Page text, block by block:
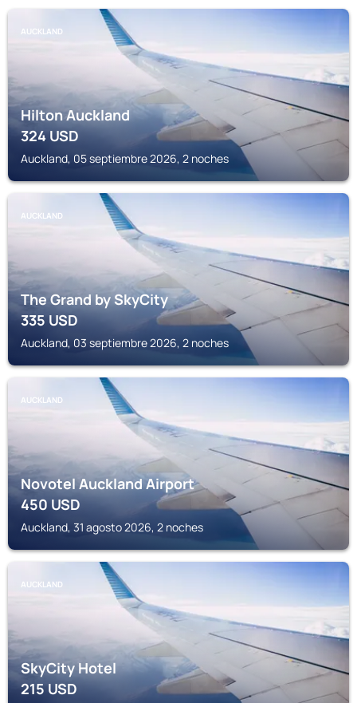
AUCKLAND
Hilton Auckland
324USD
Auckland, 05 septiembre 2026, 2 noches
AUCKLAND
The Grand by SkyCity
335USD
Auckland, 03 septiembre 2026, 2 noches
AUCKLAND
Novotel Auckland Airport
450USD
Auckland, 31 agosto 2026, 2 noches
AUCKLAND
SkyCity Hotel
215USD